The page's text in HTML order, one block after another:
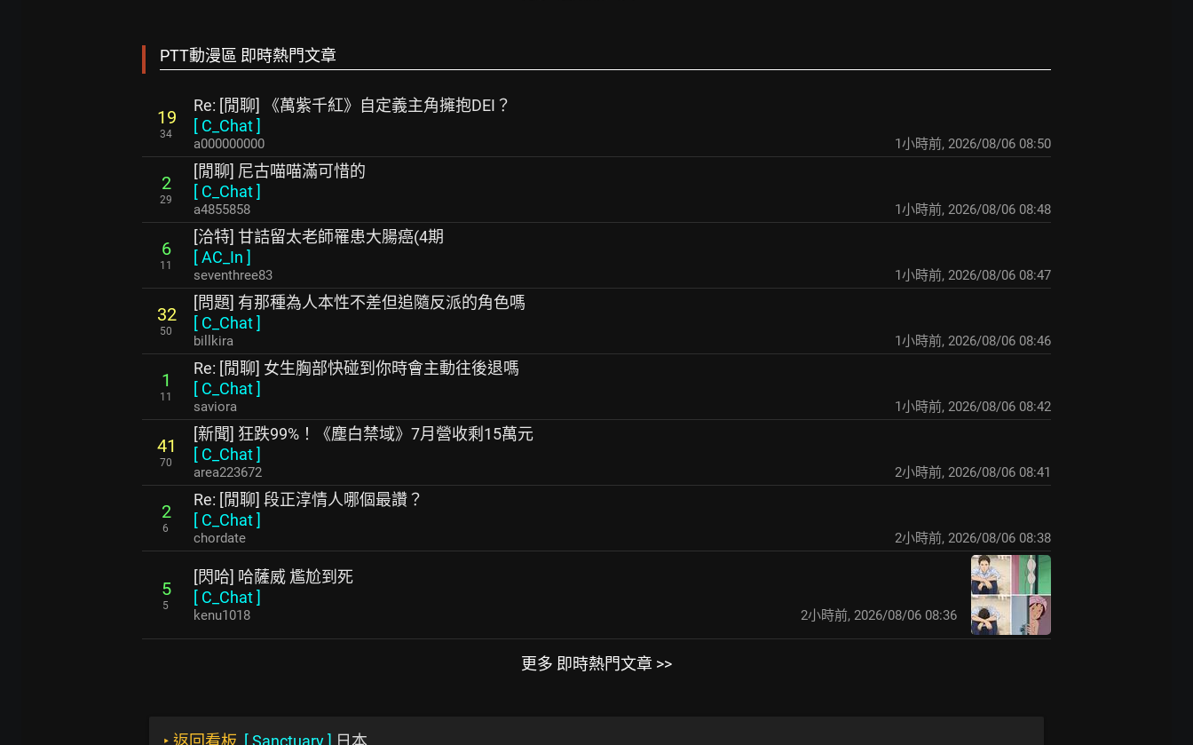
PTT動漫區 即時熱門文章
19
34
Re: [閒聊] 《萬紫千紅》自定義主角擁抱DEI？
[ C_Chat]
a000000000 1小時前, 2026/08/06 08:50
2
29
[閒聊] 尼古喵喵滿可惜的
[ C_Chat]
a4855858 1小時前, 2026/08/06 08:48
6
11
[洽特] 甘詰留太老師罹患大腸癌(4期
[AC_In ]
seventhree83 1小時前, 2026/08/06 08:47
32
50
[問題] 有那種為人本性不差但追隨反派的角色嗎
[ C_Chat]
billkira 1小時前, 2026/08/06 08:46
1
11
Re: [閒聊] 女生胸部快碰到你時會主動往後退嗎
[ C_Chat]
saviora 1小時前, 2026/08/06 08:42
41
70
[新聞] 狂跌99%！《塵白禁域》7月營收剩15萬元
[ C_Chat]
area223672 2小時前, 2026/08/06 08:41
2
6
Re: [閒聊] 段正淳情人哪個最讚？
[ C_Chat]
chordate 2小時前, 2026/08/06 08:38
5
5
[閃哈] 哈薩威 尷尬到死
[ C_Chat]
kenu1018 2小時前, 2026/08/06 08:36
更多 即時熱門文章 >>
‣ 返回看板 [Sanctuary] 日本